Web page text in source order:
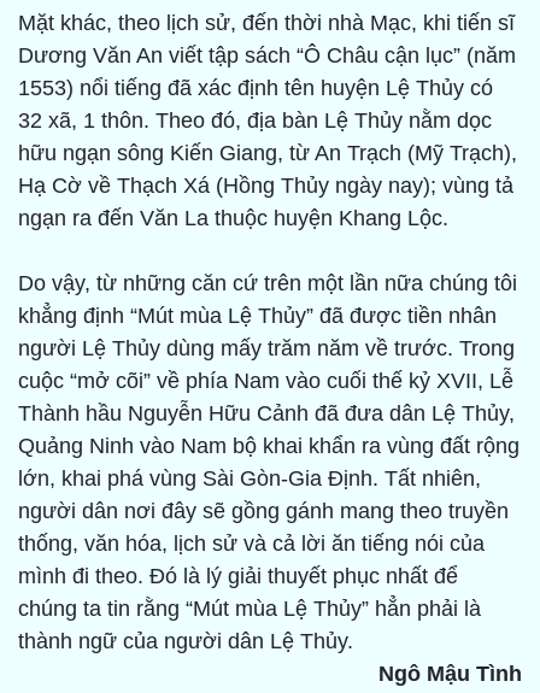
Mặt khác, theo lịch sử, đến thời nhà Mạc, khi tiến sĩ
Dương Văn An viết tập sách “Ô Châu cận lục” (năm
1553) nổi tiếng đã xác định tên huyện Lệ Thủy có
32 xã, 1 thôn. Theo đó, địa bàn Lệ Thủy nằm dọc
hữu ngạn sông Kiến Giang, từ An Trạch (Mỹ Trạch),
Hạ Cờ về Thạch Xá (Hồng Thủy ngày nay); vùng tả
ngạn ra đến Văn La thuộc huyện Khang Lộc.
Do vậy, từ những căn cứ trên một lần nữa chúng tôi
khẳng định “Mút mùa Lệ Thủy” đã được tiền nhân
người Lệ Thủy dùng mấy trăm năm về trước. Trong
cuộc “mở cõi” về phía Nam vào cuối thế kỷ XVII, Lễ
Thành hầu Nguyễn Hữu Cảnh đã đưa dân Lệ Thủy,
Quảng Ninh vào Nam bộ khai khẩn ra vùng đất rộng
lớn, khai phá vùng Sài Gòn-Gia Định. Tất nhiên,
người dân nơi đây sẽ gồng gánh mang theo truyền
thống, văn hóa, lịch sử và cả lời ăn tiếng nói của
mình đi theo. Đó là lý giải thuyết phục nhất để
chúng ta tin rằng “Mút mùa Lệ Thủy” hẳn phải là
thành ngữ của người dân Lệ Thủy.
Ngô Mậu Tình